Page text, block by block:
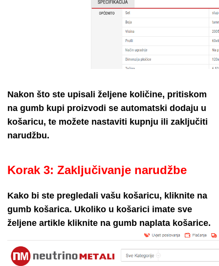
Nakon što ste upisali željene količine, pritiskom
na gumb kupi proizvodi se automatski dodaju u
košaricu, te možete nastaviti kupnju ili zaključiti
narudžbu.
Korak 3: Zaključivanje narudžbe
Kako bi ste pregledali vašu košaricu, kliknite na
gumb košarica. Ukoliko u košarici imate sve
željene artikle kliknite na gumb naplata košarice.